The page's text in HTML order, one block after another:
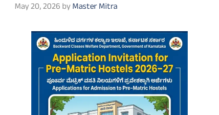
May 20, 2026byMaster Mitra